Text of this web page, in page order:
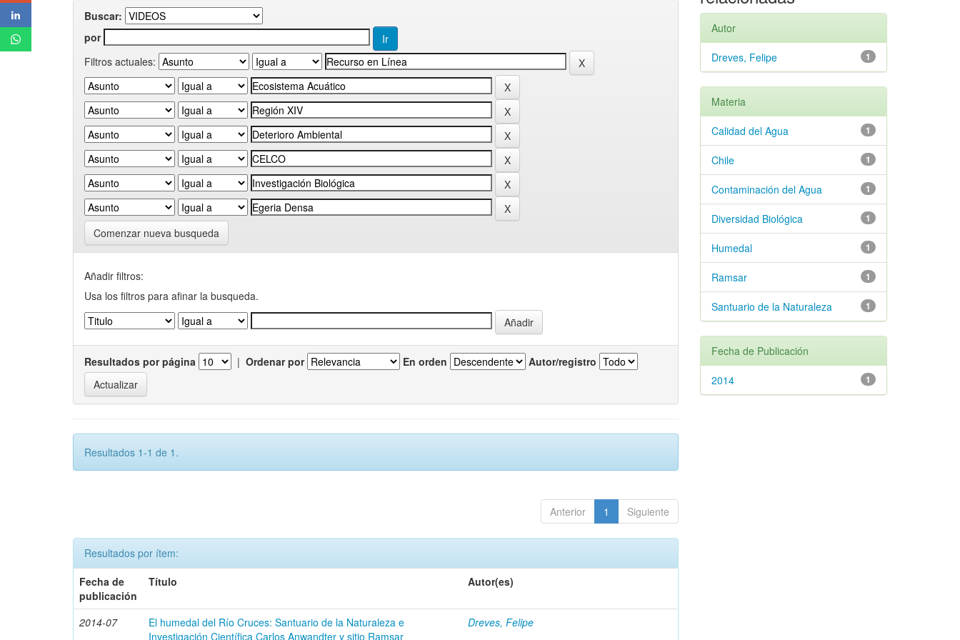
Buscar:
por
Filtros actuales:
Comenzar nueva busqueda
Añadir filtros:
Usa los filtros para afinar la busqueda.
Resultados por página | Ordenar por En orden Autor/registro
Resultados 1-1 de 1.
Anterior 1 Siguiente
Resultados por ítem:
Fecha de
publicación
Título Autor(es)
2014-07
El humedal del Río Cruces: Santuario de la Naturaleza e
Investigación Científica Carlos Anwandter y sitio Ramsar
Dreves, Felipe
Autor
1
Dreves, Felipe
Materia
1
Calidad del Agua
1
Chile
1
Contaminación del Agua
1
Diversidad Biológica
1
Humedal
1
Ramsar
1
Santuario de la Naturaleza
Fecha de Publicación
1
2014